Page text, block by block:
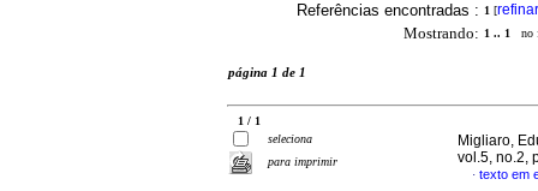
Referências encontradas : 1 [refinar
Mostrando: 1 .. 1 no
página 1 de 1
1 / 1
seleciona
para imprimir
Migliaro,
vol.5, no.2,
· texto em